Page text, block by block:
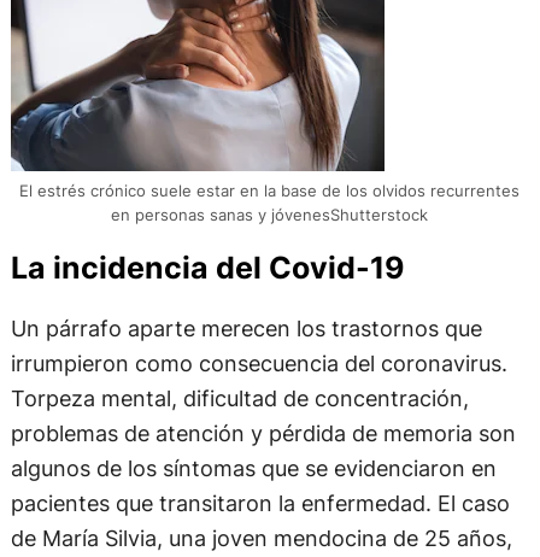
El estrés crónico suele estar en la base de los olvidos recurrentes
en personas sanas y jóvenesShutterstock
La incidencia del Covid-19
Un párrafo aparte merecen los trastornos que
irrumpieron como consecuencia del coronavirus.
Torpeza mental, dificultad de concentración,
problemas de atención y pérdida de memoria son
algunos de los síntomas que se evidenciaron en
pacientes que transitaron la enfermedad. El caso
de María Silvia, una joven mendocina de 25 años,